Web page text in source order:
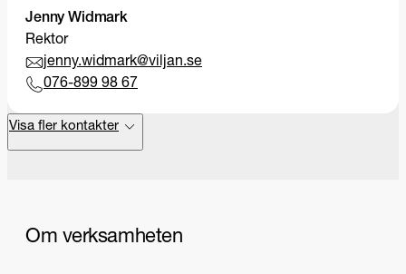
Jenny Widmark
Rektor
jenny.widmark@viljan.se
076-899 98 67
Visa fler kontakter
Om verksamheten